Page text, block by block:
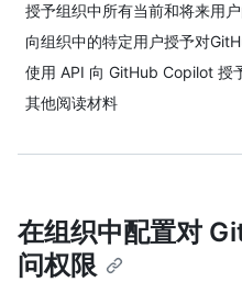
授予组织中所有当前和将来用
向组织中的特定用户授予对
使用 API 向 GitHub Copilot 授
其他阅读材料
在组织中配置对
问权限